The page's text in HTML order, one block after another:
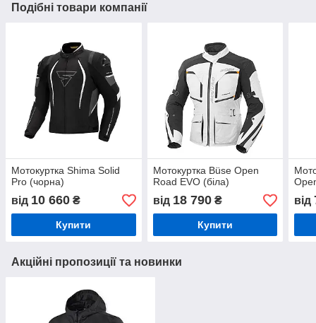
Подібні товари компанії
Мотокуртка Shima Solid
Pro (чорна)
від 10 660 ₴
Купити
Мотокуртка Büse Open
Road EVO (біла)
від 18 790₴
Купити
від
Акційні пропозиції та новинки